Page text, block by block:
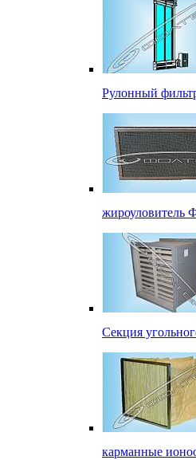
Рулонный
жироуловитель
Секция
карманные